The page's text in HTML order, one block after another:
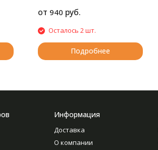
от 940 руб.
Осталось 2 шт.
Подробнее
Информация
Доставка
О компании